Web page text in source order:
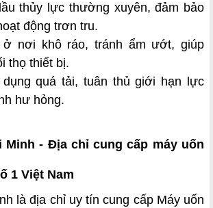
thủy lực thường xuyên, đảm bảo
động trơn tru.
ở nơi khô ráo, tránh ẩm ướt, giúp
thọ thiết bị.
quá tải, tuân thủ giới hạn lực
hư hỏng.
Minh - Địa chỉ cung cấp máy uốn
1 Việt Nam
là địa chỉ uy tín cung cấp Máy uốn